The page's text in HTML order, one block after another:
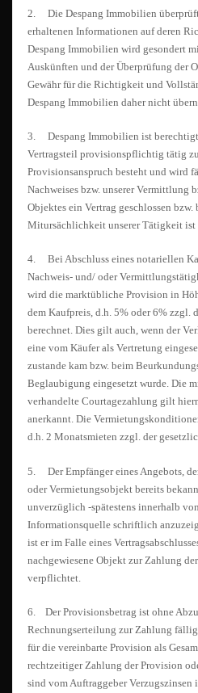
2. Die Despang Immobilien
erhaltenen Informationen auf deren
Despang Immobilien wird gesondert
Auskünften und der Überprüfung der
Gewähr für die Richtigkeit und
Despang Immobilien daher nicht
3. Despang Immobilien ist
Vertragsteil provisionspflichtig tätig
Provisionsanspruch besteht und wird
Nachweises bzw. unserer Vermittlung
Objektes ein Vertrag geschlossen
Mitursächlichkeit unserer Tätigkeit ist
4. Bei Abschluss eines notariellen
Nachweis- und/ oder
wird die marktübliche Provision in
dem Kaufpreis, d.h. 5% oder 6% zzgl.
berechnet. Dies gilt auch, wenn der
eine vom Käufer als Vertretung
zustande kam bzw. beim
Beglaubigung eingesetzt wurde. Die
verhandelte Courtagezahlung gilt
anerkannt. Die
d.h. 2 Monatsmieten zzgl. der
5. Der Empfänger eines Angebots,
oder Vermietungsobjekt bereits
unverzüglich -spätestens innerhalb
Informationsquelle schriftlich
ist er im Falle eines
nachgewiesene Objekt zur Zahlung
verpflichtet.
6. Der Provisionsbetrag ist ohne
Rechnungserteilung zur Zahlung
für die vereinbarte Provision als
rechtzeitiger Zahlung der Provision
sind vom Auftraggeber